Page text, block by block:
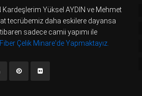
Kardeşlerim Yüksel AYDIN ve Mehmet
tecrübemiz daha eskilere dayansa
sadece camii yapımı ile
Fiber Çelik Minare'de Yapmaktayız.